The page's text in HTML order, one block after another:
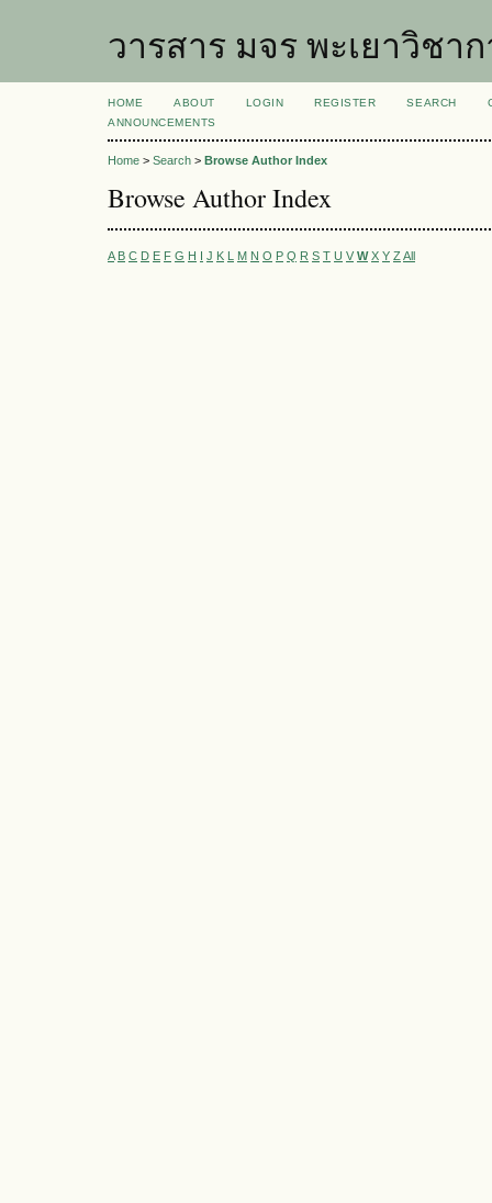
วารสาร มจร พะเยาวิชา
HOME ABOUT LOGIN REGISTER SEARCH
ANNOUNCEMENTS
Home > Search > Browse Author Index
Browse Author Index
A B C D E F G H I J K L M N O P Q R S T U V W X Y Z All